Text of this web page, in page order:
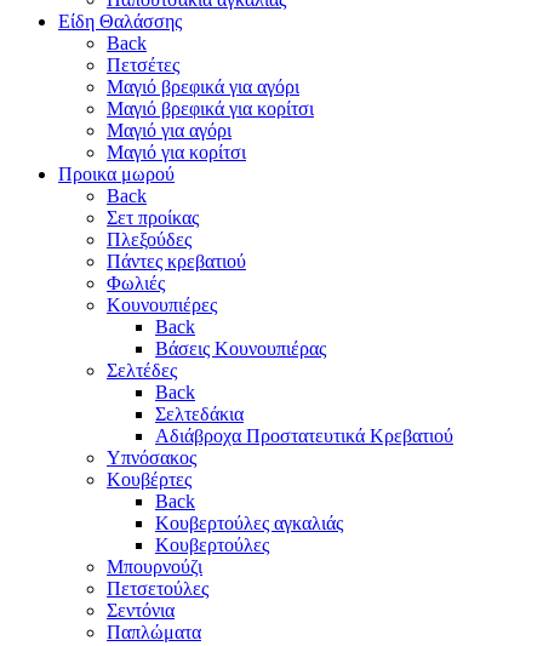
Είδη Θαλάσσης
Back
Πετσέτες
Μαγιό βρεφικά για αγόρι
Μαγιό βρεφικά για κορίτσι
Μαγιό για αγόρι
Μαγιό για κορίτσι
Προικα μωρού
Back
Σετ προίκας
Πλεξούδες
Πάντες κρεβατιού
Φωλιές
Κουνουπιέρες
Back
Βάσεις Κουνουπιέρας
Σελτέδες
Back
Σελτεδάκια
Αδιάβροχα Προστατευτικά Κρεβατιού
Υπνόσακος
Κουβέρτες
Back
Κουβερτούλες αγκαλιάς
Κουβερτούλες
Μπουρνούζι
Πετσετούλες
Σεντόνια
Παπλώματα